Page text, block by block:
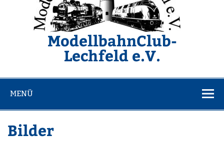
ModellbahnClub-
Lechfeld e.V.
MENÜ
Bilder